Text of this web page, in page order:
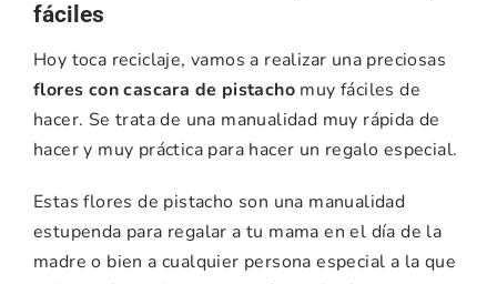
fáciles
Hoy toca reciclaje, vamos a realizar una preciosas
flores con cascara de pistacho muy fáciles de
hacer. Se trata de una manualidad muy rápida de
hacer y muy práctica para hacer un regalo especial.
Estas flores de pistacho son una manualidad
estupenda para regalar a tu mama en el día de la
madre o bien a cualquier persona especial a la que